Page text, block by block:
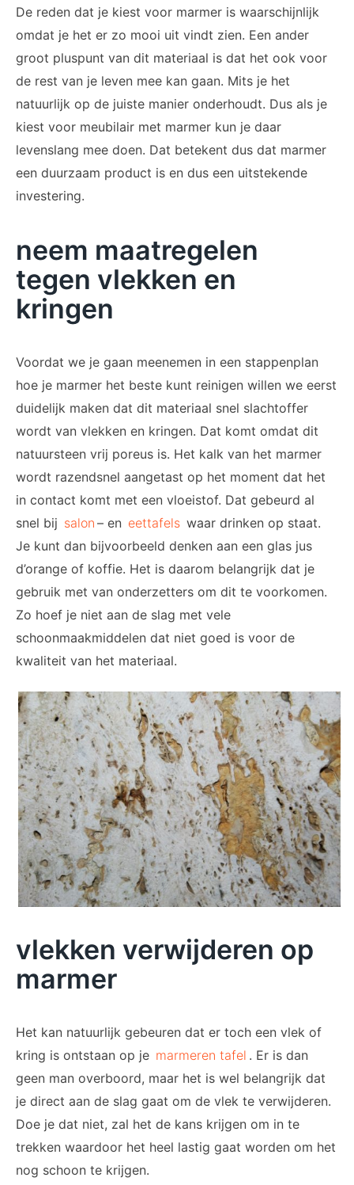
De reden dat je kiest voor marmer is waarschijnlijk
omdat je het er zo mooi uit vindt zien. Een ander
groot pluspunt van dit materiaal is dat het ook voor
de rest van je leven mee kan gaan. Mits je het
natuurlijk op de juiste manier onderhoudt. Dus als je
kiest voor meubilair met marmer kun je daar
levenslang mee doen. Dat betekent dus dat marmer
een duurzaam product is en dus een uitstekende
investering.
neem maatregelen
tegen vlekken en
kringen
Voordat we je gaan meenemen in een stappenplan
hoe je marmer het beste kunt reinigen willen we eerst
duidelijk maken dat dit materiaal snel slachtoffer
wordt van vlekken en kringen. Dat komt omdat dit
natuursteen vrij poreus is. Het kalk van het marmer
wordt razendsnel aangetast op het moment dat het
in contact komt met een vloeistof. Dat gebeurd al
snel bij salon – en eettafels waar drinken op staat.
Je kunt dan bijvoorbeeld denken aan een glas jus
d’orange of koffie. Het is daarom belangrijk dat je
gebruik met van onderzetters om dit te voorkomen.
Zo hoef je niet aan de slag met vele
schoonmaakmiddelen dat niet goed is voor de
kwaliteit van het materiaal.
vlekken verwijderen op
marmer
Het kan natuurlijk gebeuren dat er toch een vlek of
kring is ontstaan op je marmeren tafel . Er is dan
geen man overboord, maar het is wel belangrijk dat
je direct aan de slag gaat om de vlek te verwijderen.
Doe je dat niet, zal het de kans krijgen om in te
trekken waardoor het heel lastig gaat worden om het
nog schoon te krijgen.